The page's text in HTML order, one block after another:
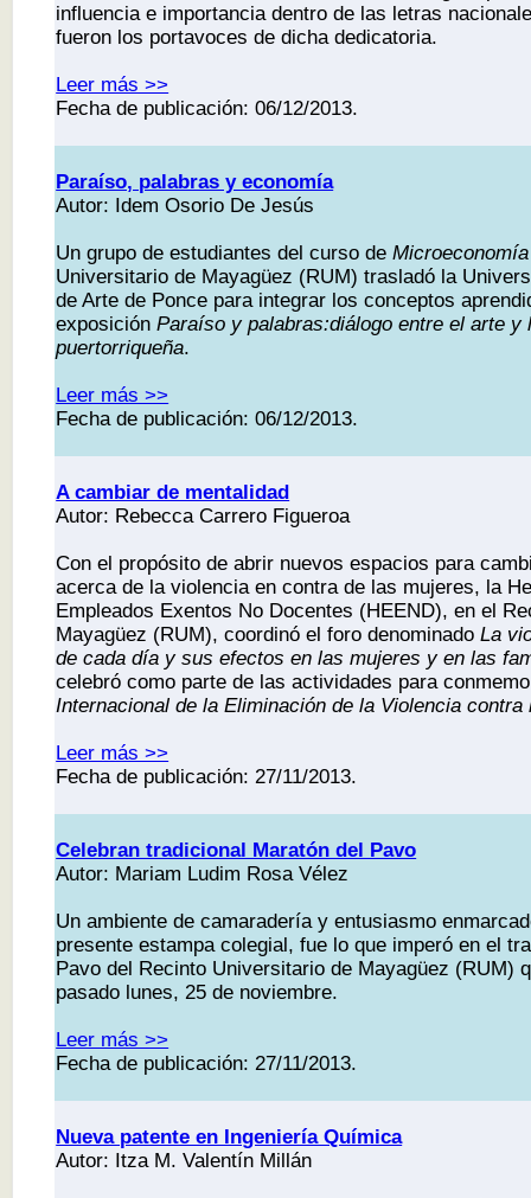
influencia e importancia dentro de las letras
fueron los portavoces de dicha dedicatoria.
Leer más >>
Fecha de publicación: 06/12/2013.
Paraíso, palabras y economía
Autor: Idem Osorio De Jesús
Un grupo de estudiantes del curso deMicroeconomía
Universitario de Mayagüez (RUM) trasladó la
de Arte de Ponce para integrar los conceptos
exposiciónParaíso y palabras:diálogo entre el arte y
puertorriqueña.
Leer más >>
Fecha de publicación: 06/12/2013.
A cambiar de mentalidad
Autor: Rebecca Carrero Figueroa
Con el propósito de abrir nuevos espacios para
acerca de la violencia en contra de las mujeres, la
Empleados Exentos No Docentes (HEEND), en el
Mayagüez (RUM), coordinó el foro denominadoLa
de cada día y sus efectos en las mujeres y en las
celebró como parte de las actividades para
Internacional de la Eliminación de la Violencia contra
Leer más >>
Fecha de publicación: 27/11/2013.
Celebran tradicional Maratón del Pavo
Autor: Mariam Ludim Rosa Vélez
Un ambiente de camaradería y entusiasmo
presente estampa colegial, fue lo que imperó en el
Pavo del Recinto Universitario de Mayagüez (RUM)
pasado lunes, 25 de noviembre.
Leer más >>
Fecha de publicación: 27/11/2013.
Nueva patente en Ingeniería Química
Autor: Itza M. Valentín Millán